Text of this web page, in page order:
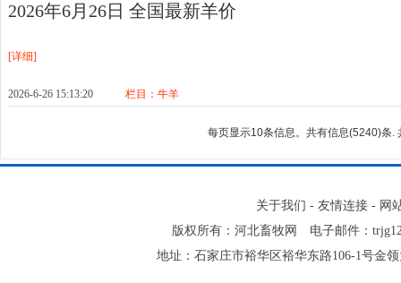
2026年6月26日 全国最新羊价
[详细]
2026-6-26 15:13:20 栏目： 牛羊
每页显示10条信息。共有信息(5240)条.
关于我们 - 友情连接 - 网
版权所有：河北畜牧网 电子邮件：
地址：石家庄市裕华区裕华东路106-1号金领